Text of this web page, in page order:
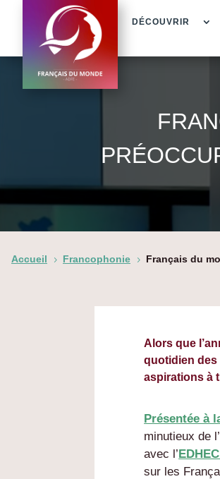
DÉCOUVRIR
Accueil 5 Francophonie 5 Français du
Alors que
quotidien des
aspirations à
Présentée à
minutieux de
avec l’
sur les